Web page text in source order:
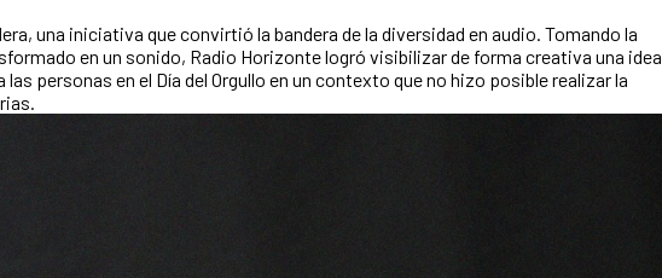
una iniciativa que convirtió la bandera de la diversidad en audio. Tomando la
en un sonido, Radio Horizonte logró visibilizar de forma creativa una idea
personas en el Día del Orgullo en un contexto que no hizo posible realizar la